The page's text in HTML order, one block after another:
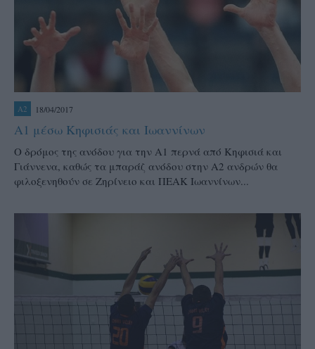
A2 18/04/2017
A1 μέσω Κηφισιάς και Ιωαννίνων
Ο δρόμος της ανόδου για την Α1 περνά από Κηφισιά και
Γιάννενα, καθώς τα μπαράζ ανόδου στην Α2 ανδρών θα
φιλοξενηθούν σε Ζηρίνειο και ΠΕΑΚ Ιωαννίνων...